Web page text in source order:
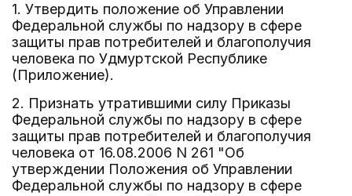
1. Утвердить положение об Управлении
Федеральной службы по надзору в сфере
защиты прав потребителей и благополучия
человека по Удмуртской Республике
(Приложение).
2. Признать утратившими силу Приказы
Федеральной службы по надзору в сфере
защиты прав потребителей и благополучия
человека от 16.08.2006 N 261 "Об
утверждении Положения об Управлении
Федеральной службы по надзору в сфере